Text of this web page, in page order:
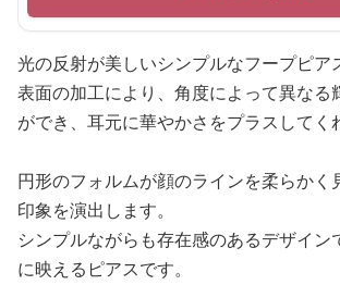
光の反射が美しいシンプルなフープピア
表面の加工により、角度によって異なる
ができ、耳元に華やかさをプラスしてく
円形のフォルムが顔のラインを柔らかく
印象を演出します。
シンプルながらも存在感のあるデザイン
に映えるピアスです。